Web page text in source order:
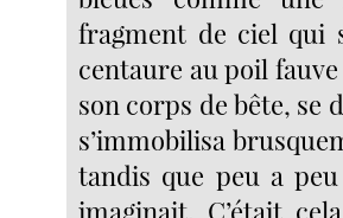
fragment de ciel qui
centaure au poil
son corps de bête, se
s’immobilisa
tandis que peu a
imaginait. C’était